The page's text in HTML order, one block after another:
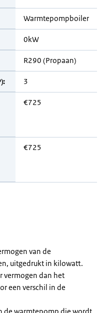
Warmtepompboiler
0kW
R290 (Propaan)
3
€725
€725
van de
uitgedrukt in kilowatt.
vermogen dan het
een verschil in de